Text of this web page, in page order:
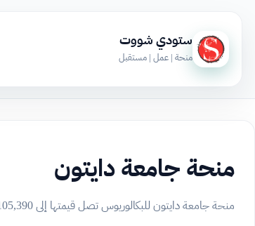
ستودي شووت
منحة | عمل | مستقبل
منحة جامعة دايتون
منحة جامعة دايتون للبكالوريوس تصل قيمتها إلى 105,390 دولار على أربع سنوات للطلاب الدوليين، وتشمل دعمًا للكتب بقيمة 4,000 دولار.